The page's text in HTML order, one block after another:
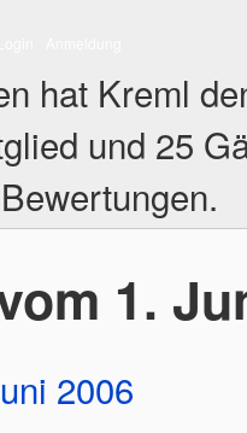
hat Kreml
und 25
1.
2006